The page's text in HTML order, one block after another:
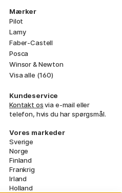
Mærker
Pilot
Lamy
Faber-Castell
Posca
Winsor & Newton
Visa alle (160)
Kundeservice
Kontakt osvia e-mail eller
telefon, hvis du har spørgsmål.
Vores markeder
Sverige
Norge
Finland
Frankrig
Irland
Holland